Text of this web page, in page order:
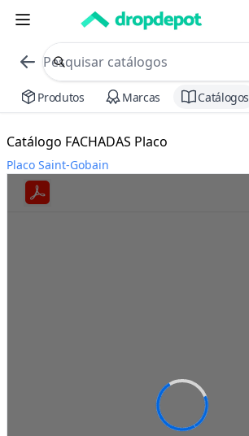
commerce search no header
Procurar
Produtos Marcas Catálogos
Catálogo FACHADAS Placo
Placo Saint-Gobain